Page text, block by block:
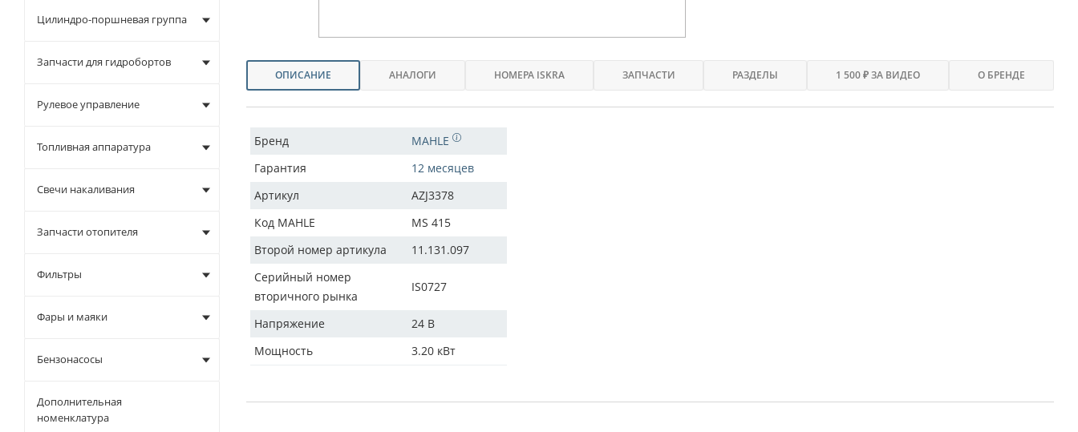
ОПИСАНИЕ АНАЛОГИ НОМЕРА ISKRA ЗАПЧАСТИ РАЗДЕЛЫ 1 500 ₽ ЗА ВИДЕО О БРЕНДЕ
Бренд
MAHLE
Гарантия
12 месяцев
Артикул
AZJ3378
Код MAHLE
MS 415
Второй номер артикула
11.131.097
Серийный номер
вторичного рынка
IS0727
Напряжение
24 В
Мощность
3.20 кВт
Цилиндро-поршневая группа
Запчасти для гидробортов
Рулевое управление
Топливная аппаратура
Свечи накаливания
Запчасти отопителя
Фильтры
Фары и маяки
Бензонасосы
Дополнительная
номенклатура